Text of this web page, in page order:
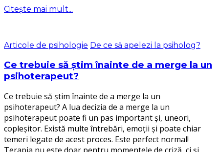
Citește mai mult...
Articole de psihologie De ce să apelezi la psiholog?
Ce trebuie să știm înainte de a merge la un
psihoterapeut?
Ce trebuie să știm înainte de a merge la un
psihoterapeut? A lua decizia de a merge la un
psihoterapeut poate fi un pas important și, uneori,
copleșitor. Există multe întrebări, emoții și poate chiar
temeri legate de acest proces. Este perfect normal!